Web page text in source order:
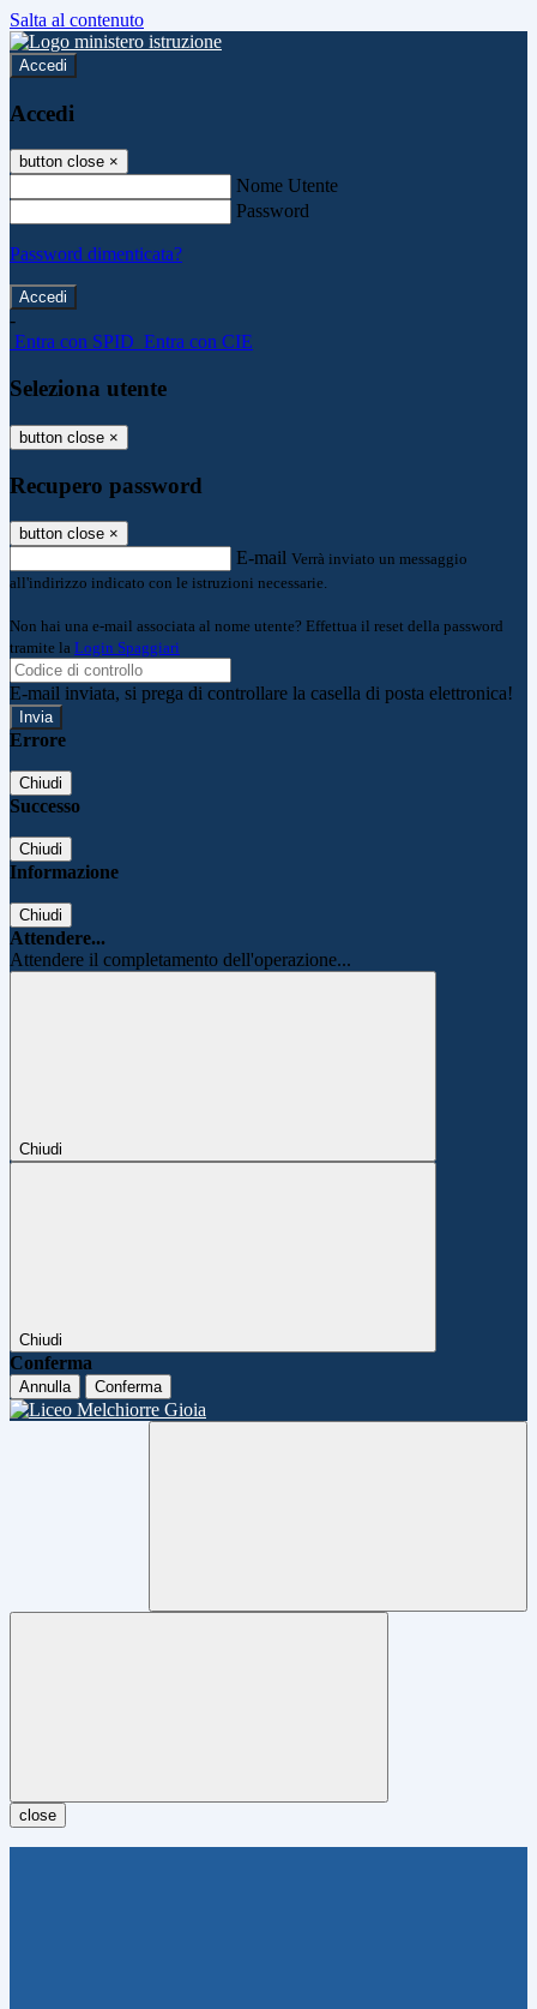
Salta al contenuto
Accedi
Accedi
button close ×
Nome Utente
Password
Password dimenticata?
-
Entra con SPID Entra con CIE
Seleziona utente
button close ×
Recupero password
button close ×
E-mail Verrà inviato un messaggio
all'indirizzo indicato con le istruzioni necessarie.
Non hai una e-mail associata al nome utente? Effettua il reset della password
tramite la Login Spaggiari
E-mail inviata, si prega di controllare la casella di posta elettronica!
Errore
Chiudi
Successo
Chiudi
Informazione
Chiudi
Attendere...
Attendere il completamento dell'operazione...
Chiudi
Chiudi
Conferma
Annulla Conferma
close